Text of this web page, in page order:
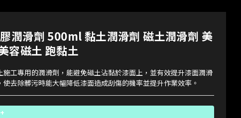
潤滑劑 500ml 黏土潤滑劑 磁土潤滑劑 美
容磁土 跑黏土
施工專用的潤滑劑，能避免磁土沾黏於漆面上，並有效提升漆面潤滑
使去除髒污時能大幅降低漆面造成刮傷的機率並提升作業效率。